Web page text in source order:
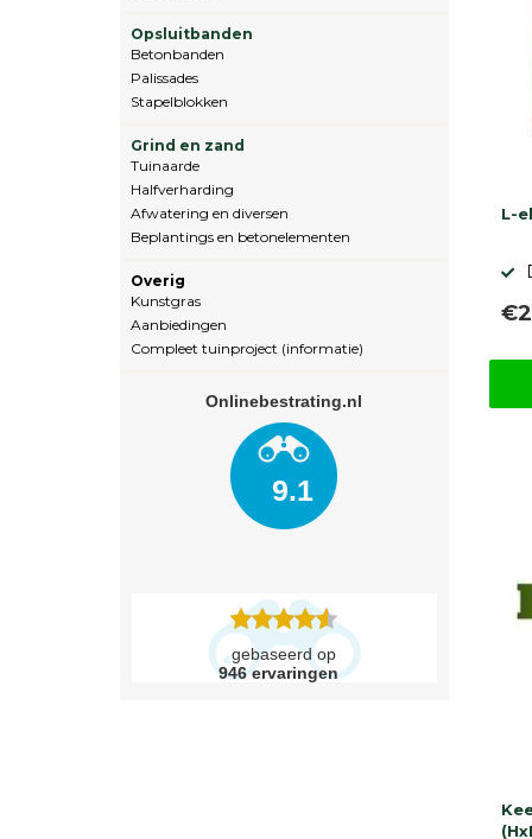
Opsluitbanden
Betonbanden
Palissades
Stapelblokken
Grind en zand
Tuinaarde
Halfverharding
Afwatering en diversen
Beplantings en betonelementen
Overig
Kunstgras
Aanbiedingen
Compleet tuinproject (informatie)
Onlinebestrating.nl
9.1
gebaseerd op
946 ervaringen
L-